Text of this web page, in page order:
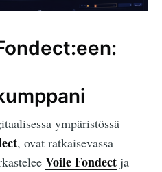
ympäristössä
, ovat ratkaisevassa
Voile Fondect ja